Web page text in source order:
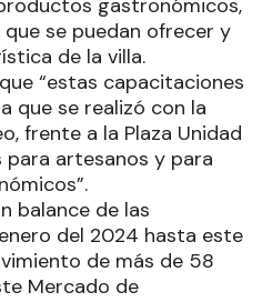
gastronómicos,
se puedan ofrecer y
de la villa.
“estas capacitaciones
que se realizó con la
frente a la Plaza Unidad
para artesanos y para
balance de las
del 2024 hasta este
de más de 58
Mercado de